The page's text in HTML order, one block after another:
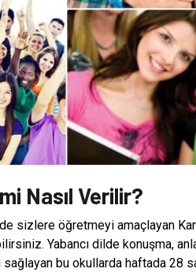
Nasıl Verilir?
sizlere öğretmeyi amaçlayan
Yabancı dilde konuşma,
bu okullarda haftada 28